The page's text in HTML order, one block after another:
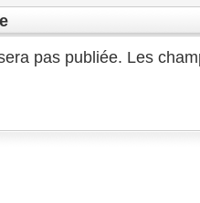
pas publiée. Les